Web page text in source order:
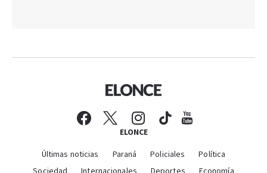
ELONCE
Últimas noticias Paraná Policiales
Política